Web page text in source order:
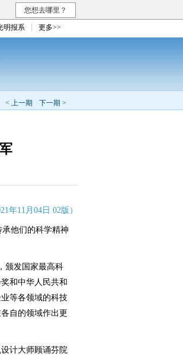
您想去哪里？
明报系 更多>>
< 上一期 下一期 >
年11月04日 02版）
他们的科学精神
颁发国家最高科
和中华人民共和
等各领域的科技
自的领域作出更
计大师顾诵芬院